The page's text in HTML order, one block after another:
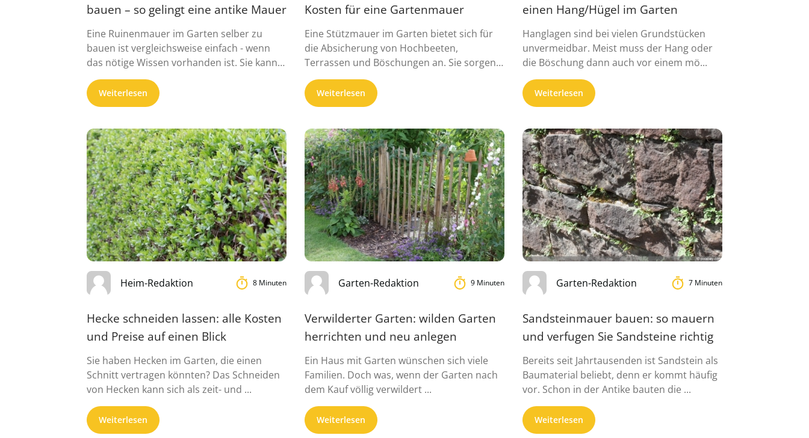
bauen – so gelingt eine antike Mauer
Eine Ruinenmauer im Garten selber zu
bauen ist vergleichsweise einfach - wenn
das nötige Wissen vorhanden ist. Sie kann
Weiterlesen
Kosten für eine Gartenmauer
Eine Stützmauer im Garten bietet sich für
die Absicherung von Hochbeeten,
Terrassen und Böschungen an. Sie sorgen
Weiterlesen
einen Hang/Hügel im Garten
Hanglagen sind bei vielen Grundstücken
unvermeidbar. Meist muss der Hang oder
die Böschung dann auch vor einem mö...
Weiterlesen
Heim-Redaktion 8 Minuten
Hecke schneiden lassen: alle Kosten
und Preise auf einen Blick
Sie haben Hecken im Garten, die einen
Schnitt vertragen könnten? Das Schneiden
von Hecken kann sich als zeit- und ...
Weiterlesen
Garten-Redaktion 9 Minuten
Verwilderter Garten: wilden Garten
herrichten und neu anlegen
Ein Haus mit Garten wünschen sich viele
Familien. Doch was, wenn der Garten nach
dem Kauf völlig verwildert ...
Weiterlesen
Garten-Redaktion 7 Minuten
Sandsteinmauer bauen: so mauern
und verfugen Sie Sandsteine richtig
Bereits seit Jahrtausenden ist Sandstein als
Baumaterial beliebt, denn er kommt häufig
vor. Schon in der Antike bauten die ...
Weiterlesen